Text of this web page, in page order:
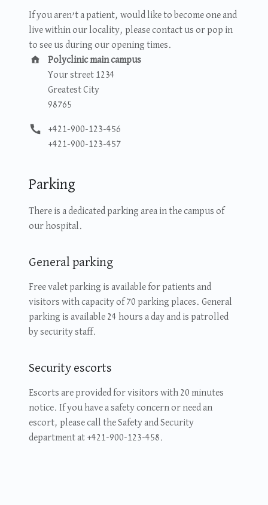
If you aren’t a patient, would like to become one and
live within our locality, please contact us or pop in
to see us during our opening times.
Cím:
Polyclinic main campus
Your street 1234
Greatest City
98765
+421-900-123-456
+421-900-123-457
Parking
There is a dedicated parking area in the campus of
our hospital.
General parking
Free valet parking is available for patients and
visitors with capacity of 70 parking places. General
parking is available 24 hours a day and is patrolled
by security staff.
Security escorts
Escorts are provided for visitors with 20 minutes
notice. If you have a safety concern or need an
escort, please call the Safety and Security
department at +421-900-123-458.